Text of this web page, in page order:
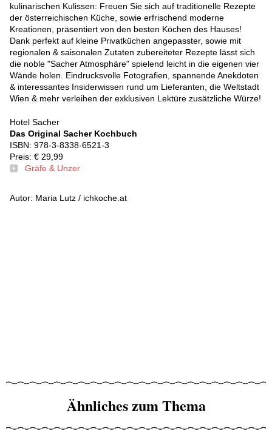
kulinarischen Kulissen: Freuen Sie sich auf traditionelle Rezepte
der österreichischen Küche, sowie erfrischend moderne
Kreationen, präsentiert von den besten Köchen des Hauses!
Dank perfekt auf kleine Privatküchen angepasster, sowie mit
regionalen & saisonalen Zutaten zubereiteter Rezepte lässt sich
die noble "Sacher Atmosphäre" spielend leicht in die eigenen vier
Wände holen. Eindrucksvolle Fotografien, spannende Anekdoten
& interessantes Insiderwissen rund um Lieferanten, die Weltstadt
Wien & mehr verleihen der exklusiven Lektüre zusätzliche Würze!
Hotel Sacher
Das Original Sacher Kochbuch
ISBN: 978-3-8338-6521-3
Preis: € 29,99
Gräfe & Unzer
Autor: Maria Lutz / ichkoche.at
Ähnliches zum Thema